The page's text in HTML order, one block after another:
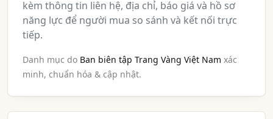
kèm thông tin liên hệ, địa chỉ, báo giá và hồ sơ
năng lực để người mua so sánh và kết nối trực
tiếp.
Danh mục do Ban biên tập Trang Vàng Việt Nam xác
minh, chuẩn hóa & cập nhật.